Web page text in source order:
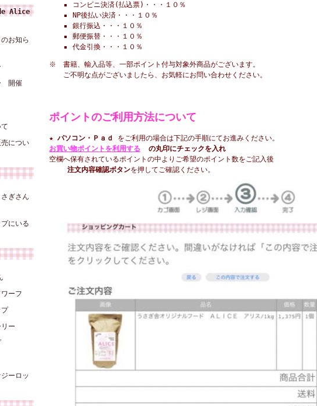
Alice
お知ら
開催
につい
ぎさん
にいる
ーフ
ー
ーロッ
コンビニ決済(払込票)・・・１０％
NP後払い決済・・・１０％
銀行振込・・・１０％
郵便振替・・・１０％
代金引換・・・１０％
※ 書籍、輸入品等、一部ポイント付与対象外商品がございます。
ご不明な点がございましたら、お気軽にお問い合わせください。
ポイントのご利用方法について
★ パソコン・Ｐａｄ をご利用の場合は下記の手順にてお進みください。
お買い物ポイントを利用する の丸印にチェックを入れ
空欄へ保有されているポイントの中よりご希望のポイント数をご記入後
注文内容確認ボタンを押してご確認ください。